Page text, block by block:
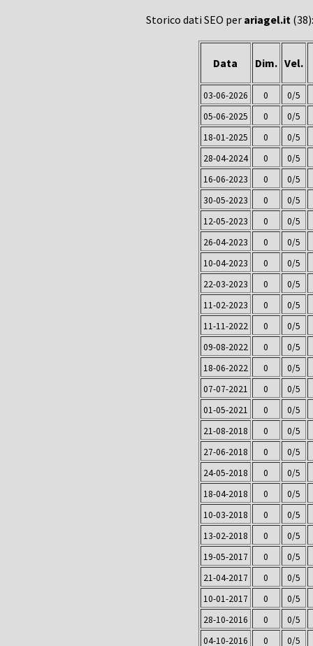
Storico dati SEO per ariagel.it (38):
Data Dim. Vel.
03-06-2026 0
0/5
05-06-2025
0
0/5
18-01-2025
0
0/5
28-04-2024
0
0/5
16-06-2023
0
0/5
30-05-2023
0
0/5
12-05-2023
0
0/5
26-04-2023
0
0/5
10-04-2023
0
0/5
22-03-2023
0
0/5
11-02-2023
0
0/5
11-11-2022
0
0/5
09-08-2022
0
0/5
18-06-2022
0
0/5
07-07-2021
0
0/5
01-05-2021
0
0/5
21-08-2018
0
0/5
27-06-2018
0
0/5
24-05-2018
0
0/5
18-04-2018
0
0/5
10-03-2018
0
0/5
13-02-2018
0
0/5
19-05-2017
0
0/5
21-04-2017
0
0/5
10-01-2017
0
0/5
28-10-2016
0
0/5
04-10-2016
0 0/5